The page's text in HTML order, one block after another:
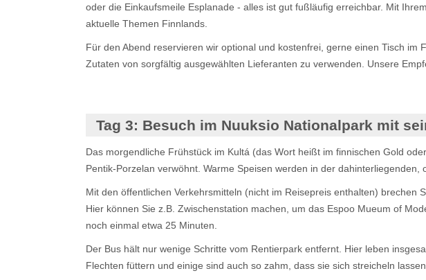
oder die Einkaufsmeile Esplanade - alles ist gut fußläufig erreichbar. Mit
aktuelle Themen Finnlands.
Für den Abend reservieren wir optional und kostenfrei, gerne einen Tisch
Zutaten von sorgfältig ausgewählten Lieferanten zu verwenden. Unsere
Tag 3: Besuch im Nuuksio Nationalpark mit
Das morgendliche Frühstück im Kultá (das Wort heißt im finnischen Gold
Pentik-Porzelan verwöhnt. Warme Speisen werden in der dahinterliegenden,
Mit den öffentlichen Verkehrsmitteln (nicht im Reisepreis enthalten) brechen
Hier können Sie z.B. Zwischenstation machen, um das Espoo Mueum of
noch einmal etwa 25 Minuten.
Der Bus hält nur wenige Schritte vom Rentierpark entfernt. Hier leben
Flechten füttern und einige sind auch so zahm, dass sie sich streicheln lassen.